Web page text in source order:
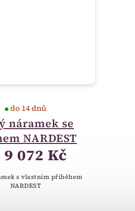
náramek se
NARDEST
do 14 dnů
9 072 Kč
s vlastním příběhem
NARDEST